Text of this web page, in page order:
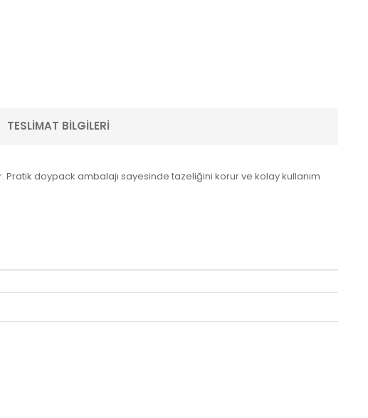
TESLIMAT BILGILERI
doypack ambalajı sayesinde tazeliğini korur ve kolay kullanım